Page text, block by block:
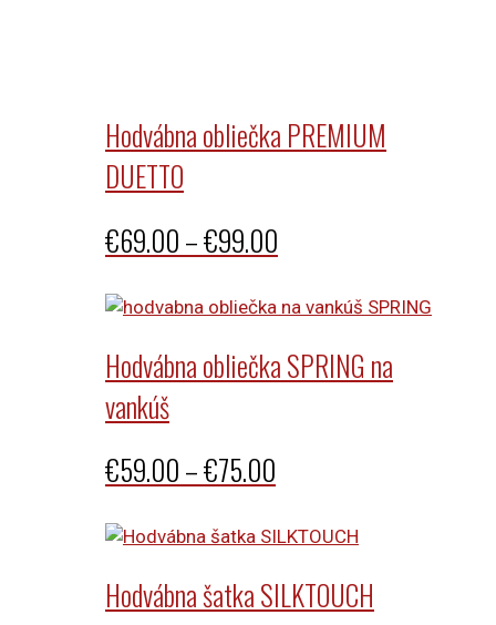
Hodvábna obliečka PREMIUM
DUETTO
€69.00–€99.00
€69.00
through
Hodvábna obliečka SPRING na
vankúš
€59.00–€75.00
€59.00
through
Hodvábna šatka SILKTOUCH